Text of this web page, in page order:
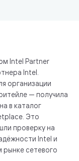
Intel Partner
Intel.
организации
— получила
в каталог
Это
проверку на
Intel и
рынке сетевого